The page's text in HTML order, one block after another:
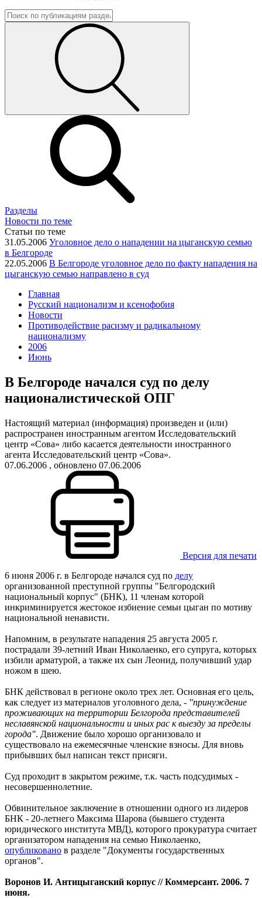
Разделы
Новости по теме
Статьи по теме
31.05.2006 Уголовное дело о нападении на цыганскую семью
в Белгороде
22.05.2006 В Белгороде уголовное дело по факту нападения на
цыганскую семью направлено в суд
Главная
Русский национализм и ксенофобия
Новости
Противодействие расизму и радикальному
национализму
2006
Июнь
В Белгороде начался суд по делу
националистической ОПГ
Настоящий материал (информация) произведен и (или)
распространен иностранным агентом Исследовательский
центр «Сова» либо касается деятельности иностранного
агента Исследовательский центр «Сова».
07.06.2006 , обновлено 07.06.2006
Версия для печати
6 июня 2006 г. в Белгороде начался суд по делу
организованной преступной группы "Белгородский
национальный корпус" (БНК), 11 членам которой
инкриминируется жестокое избиение семьи цыган по мотиву
национальной ненависти.
Напомним, в результате нападения 25 августа 2005 г.
пострадали 39-летний Иван Николаенко, его супруга, которых
избили арматурой, а также их сын Леонид, получивший удар
ножом в шею.
БНК действовал в регионе около трех лет. Основная его цель,
как следует из материалов уголовного дела, - "принуждение
проживающих на территории Белгорода представителей
неславянской национальности и иных рас к выезду за пределы
города". Движение было хорошо организовало и
существовало на ежемесячные членские взносы. Для вновь
прибывших был написан текст присяги.
Суд проходит в закрытом режиме, т.к. часть подсудимых -
несовершеннолетние.
Обвинительное заключение в отношении одного из лидеров
БНК - 20-летнего Максима Шарова (бывшего студента
юридического института МВД), которого прокуратура считает
организатором нападения на семью Николаенко,
опубликовано в разделе "Документы государственных
органов".
Воронов И. Антицыганский корпус // Коммерсант. 2006. 7
июня.